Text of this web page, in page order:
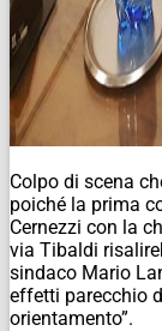
Colpo di scena
poiché la prima
Cernezzi con la
via Tibaldi
sindaco Mario
effetti parecchio
orientamento”.